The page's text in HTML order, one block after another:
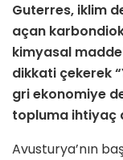
Guterres, iklim
açan
kimyasal
dikkati çekerek
gri ekonomiye
topluma ihtiyaç
Avusturya’nın